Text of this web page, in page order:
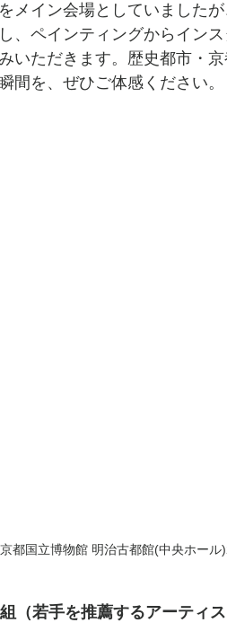
メイン会場としていました
、ペインティングからイン
いただきます。歴史都市・
間を、ぜひご体感ください。
京都国立博物館 明治古都館(中央ホール
（若手を推薦するアーティス